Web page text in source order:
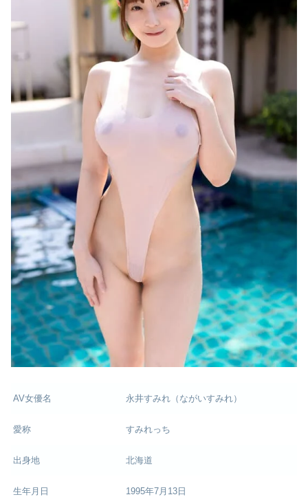
AV女優名 永井すみれ（ながいすみれ）
愛称 すみれっち
出身地 北海道
生年月日 1995年7月13日